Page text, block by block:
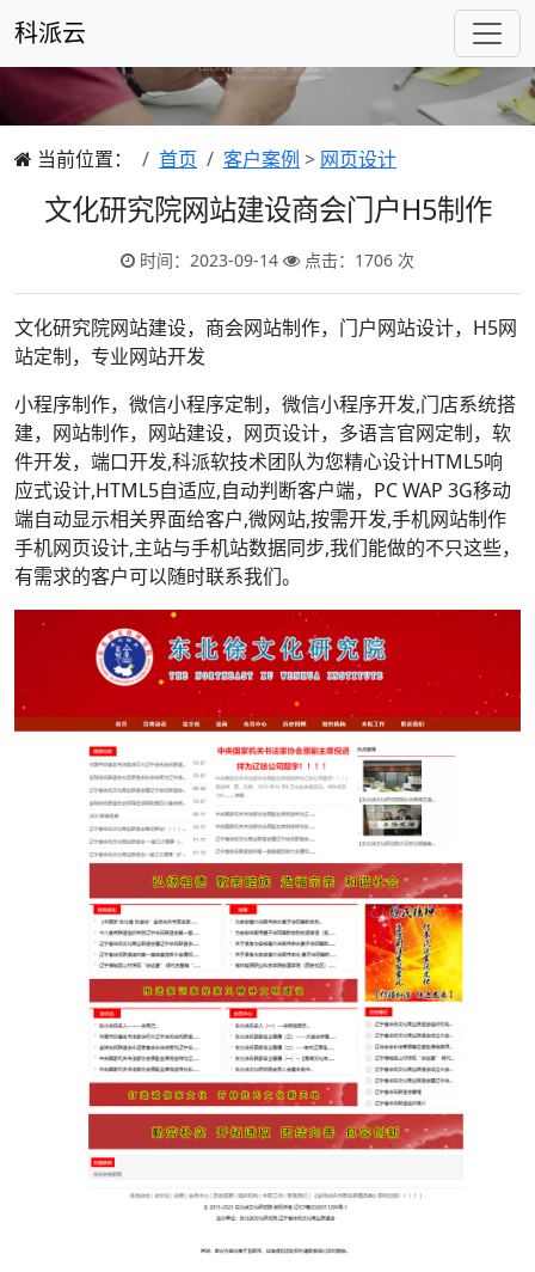
科派云
当前位置： 首页 客户案例 > 网页设计
文化研究院网站建设商会门户H5制作
时间：2023-09-14 点击：1706 次
文化研究院网站建设，商会网站制作，门户网站设计，H5网
站定制，专业网站开发
小程序制作，微信小程序定制，微信小程序开发,门店系统搭
建，网站制作，网站建设，网页设计，多语言官网定制，软
件开发，端口开发,科派软技术团队为您精心设计HTML5响
应式设计,HTML5自适应,自动判断客户端，PC WAP 3G移动
端自动显示相关界面给客户,微网站,按需开发,手机网站制作
手机网页设计,主站与手机站数据同步,我们能做的不只这些，
有需求的客户可以随时联系我们。